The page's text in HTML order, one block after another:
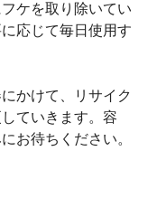
ケを取り除いてい
応じて毎日使用す
かけて、リサイク
ていきます。容
お待ちください。